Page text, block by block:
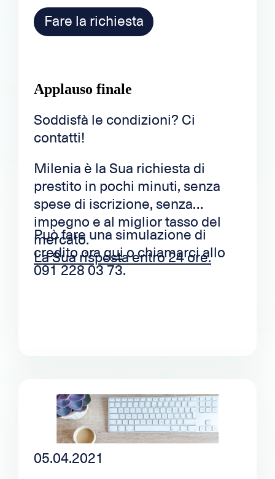
Fare la richiesta
Applauso finale
Soddisfà le condizioni? Ci
contatti!
Milenia è la Sua richiesta di
prestito in pochi minuti, senza
spese di iscrizione, senza
impegno e al miglior tasso del
mercato.
La Sua risposta entro 24 ore.
Può fare una simulazione di
credito oraquio chiamarci allo
091 228 03 73.
05.04.2021